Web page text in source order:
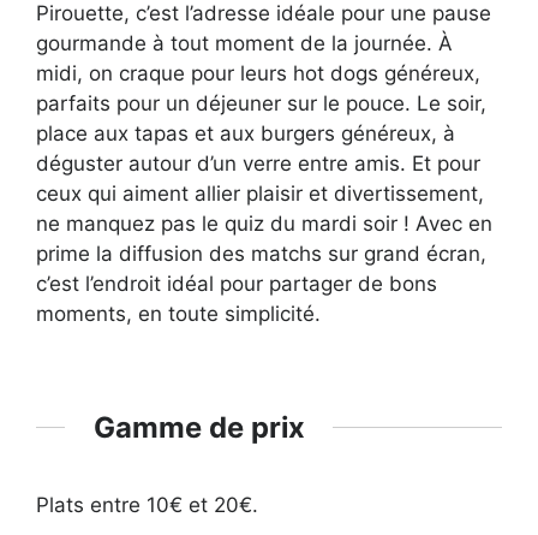
Pirouette, c’est l’adresse idéale pour une pause
gourmande à tout moment de la journée. À
midi, on craque pour leurs hot dogs généreux,
parfaits pour un déjeuner sur le pouce. Le soir,
place aux tapas et aux burgers généreux, à
déguster autour d’un verre entre amis. Et pour
ceux qui aiment allier plaisir et divertissement,
ne manquez pas le quiz du mardi soir ! Avec en
prime la diffusion des matchs sur grand écran,
c’est l’endroit idéal pour partager de bons
moments, en toute simplicité.
Gamme de prix
Plats entre 10€ et 20€.